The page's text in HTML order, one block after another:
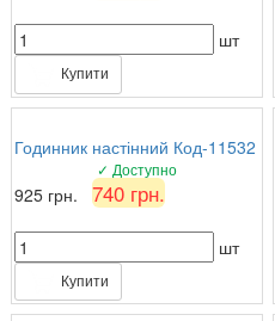
шт
Купити
Годинник настінний Код-11532
✓ Доступно
925 грн. 740 грн.
шт
Купити